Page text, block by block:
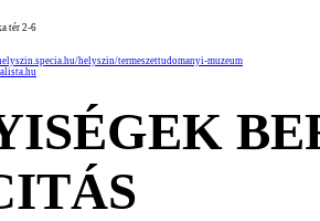
tér 2-6
helyszin/termeszettudomanyi-muzeum